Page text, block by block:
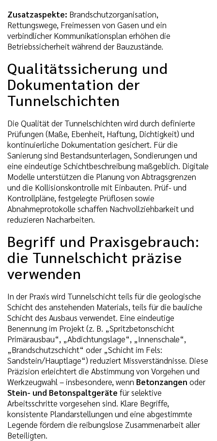
Zusatzaspekte: Brandschutzorganisation,
Rettungswege, Freimessen von Gasen und ein
verbindlicher Kommunikationsplan erhöhen die
Betriebssicherheit während der Bauzustände.
Qualitätssicherung und
Dokumentation der
Tunnelschichten
Die Qualität der Tunnelschichten wird durch definierte
Prüfungen (Maße, Ebenheit, Haftung, Dichtigkeit) und
kontinuierliche Dokumentation gesichert. Für die
Sanierung sind Bestandsunterlagen, Sondierungen und
eine eindeutige Schichtbeschreibung maßgeblich. Digitale
Modelle unterstützen die Planung von Abtragsgrenzen
und die Kollisionskontrolle mit Einbauten. Prüf- und
Kontrollpläne, festgelegte Prüflosen sowie
Abnahmeprotokolle schaffen Nachvollziehbarkeit und
reduzieren Nacharbeiten.
Begriff und Praxisgebrauch:
die Tunnelschicht präzise
verwenden
In der Praxis wird Tunnelschicht teils für die geologische
Schicht des anstehenden Materials, teils für die bauliche
Schicht des Ausbaus verwendet. Eine eindeutige
Benennung im Projekt (z. B. „Spritzbetonschicht
Primärausbau“, „Abdichtungslage“, „Innenschale“,
„Brandschutzschicht“ oder „Schicht im Fels:
Sandstein/Hauptlage“) reduziert Missverständnisse. Diese
Präzision erleichtert die Abstimmung von Vorgehen und
Werkzeugwahl – insbesondere, wenn Betonzangen oder
Stein- und Betonspaltgeräte für selektive
Arbeitsschritte vorgesehen sind. Klare Begriffe,
konsistente Plandarstellungen und eine abgestimmte
Legende fördern die reibungslose Zusammenarbeit aller
Beteiligten.